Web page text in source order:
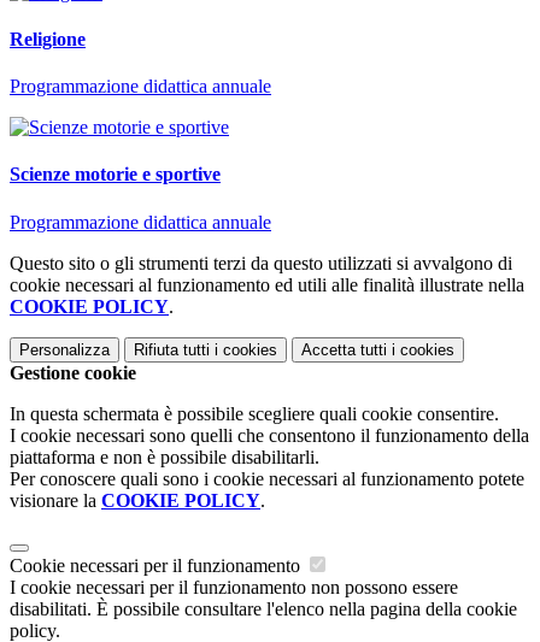
Religione
Programmazione didattica annuale
Scienze motorie e sportive
Programmazione didattica annuale
Questo sito o gli strumenti terzi da questo utilizzati si avvalgono di
cookie necessari al funzionamento ed utili alle finalità illustrate nella
COOKIE POLICY.
Personalizza Rifiuta tutti i cookies Accetta tutti i cookies
Gestione cookie
In questa schermata è possibile scegliere quali cookie consentire.
I cookie necessari sono quelli che consentono il funzionamento della
piattaforma e non è possibile disabilitarli.
Per conoscere quali sono i cookie necessari al funzionamento potete
visionare la COOKIE POLICY.
Cookie necessari per il funzionamento
I cookie necessari per il funzionamento non possono essere
disabilitati. È possibile consultare l'elenco nella pagina della cookie
policy.